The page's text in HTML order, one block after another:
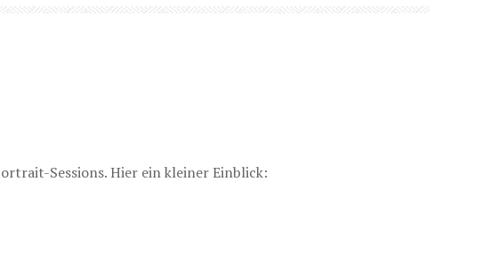
Sessions. Hier ein kleiner Einblick: